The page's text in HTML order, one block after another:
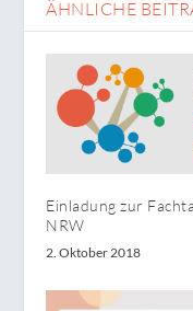
ÄHNLICHE
Einladung zur
NRW
2. Oktober 2018